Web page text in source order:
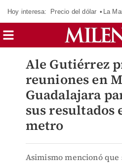
Hoy interesa: Precio del dólar La
Ale Gutiérrez
reuniones en
Guadalajara
sus resultados
metro
Asimismo mencionó que